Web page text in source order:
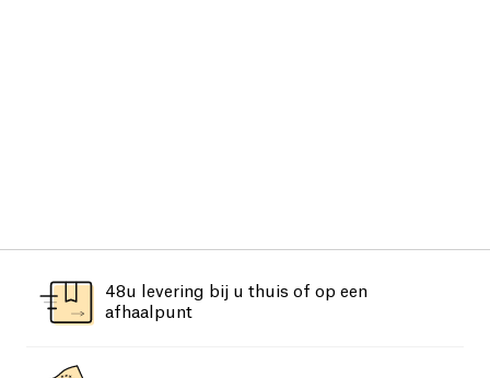
48u levering bij u thuis of op een
afhaalpunt